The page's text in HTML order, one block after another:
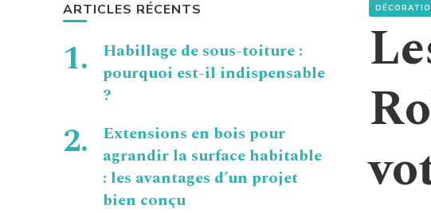
ARTICLES RÉCENTS
Habillage de sous-toiture :
pourquoi est-il indispensable
?
Extensions en bois pour
agrandir la surface habitable
: les avantages d’un projet
bien conçu